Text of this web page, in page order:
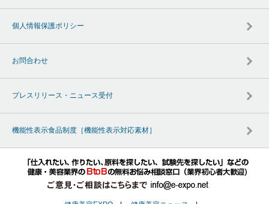
個人情報保護ポリシー
お問合わせ
プレスリリース・ニュース受付
機能性表示食品制度［機能性表示対応素材］